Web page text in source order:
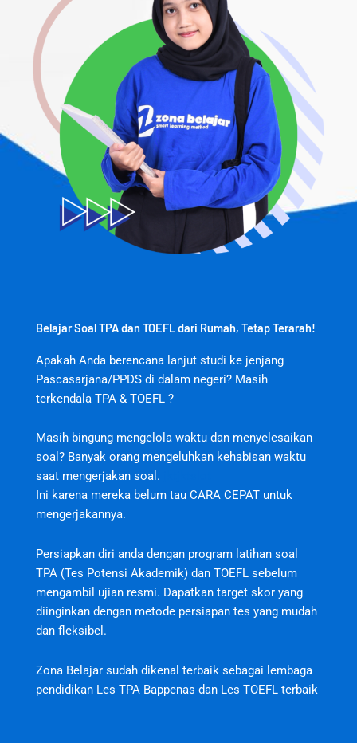
Belajar Soal TPA dan TOEFL dari Rumah, Tetap Terarah!
Apakah Anda berencana lanjut studi ke jenjang
Pascasarjana/PPDS di dalam negeri? Masih
terkendala TPA & TOEFL ?
Masih bingung mengelola waktu dan menyelesaikan
soal? Banyak orang mengeluhkan kehabisan waktu
saat mengerjakan soal.
Ini karena mereka belum tau CARA CEPAT untuk
mengerjakannya.
Persiapkan diri anda dengan program latihan soal
TPA (Tes Potensi Akademik) dan TOEFL sebelum
mengambil ujian resmi. Dapatkan target skor yang
diinginkan dengan metode persiapan tes yang mudah
dan fleksibel.
Zona Belajar sudah dikenal terbaik sebagai lembaga
pendidikan Les TPA Bappenas dan Les TOEFL terbaik